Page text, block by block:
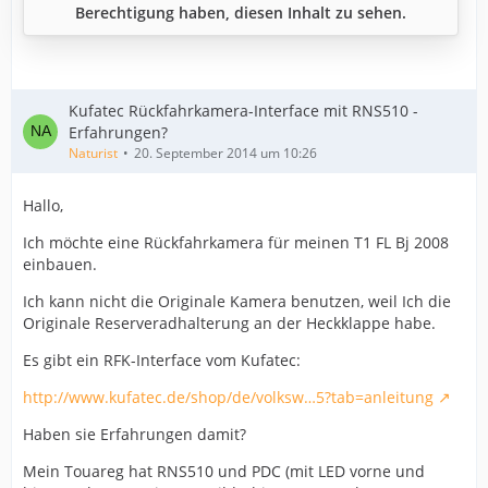
Berechtigung haben, diesen Inhalt zu sehen.
Kufatec Rückfahrkamera-Interface mit RNS510 -
Erfahrungen?
Naturist 20. September 2014 um 10:26
Hallo,
Ich möchte eine Rückfahrkamera für meinen T1 FL Bj 2008
einbauen.
Ich kann nicht die Originale Kamera benutzen, weil Ich die
Originale Reserveradhalterung an der Heckklappe habe.
Es gibt ein RFK-Interface vom Kufatec:
http://www.kufatec.de/shop/de/volksw…5?tab=anleitung
Haben sie Erfahrungen damit?
Mein Touareg hat RNS510 und PDC (mit LED vorne und